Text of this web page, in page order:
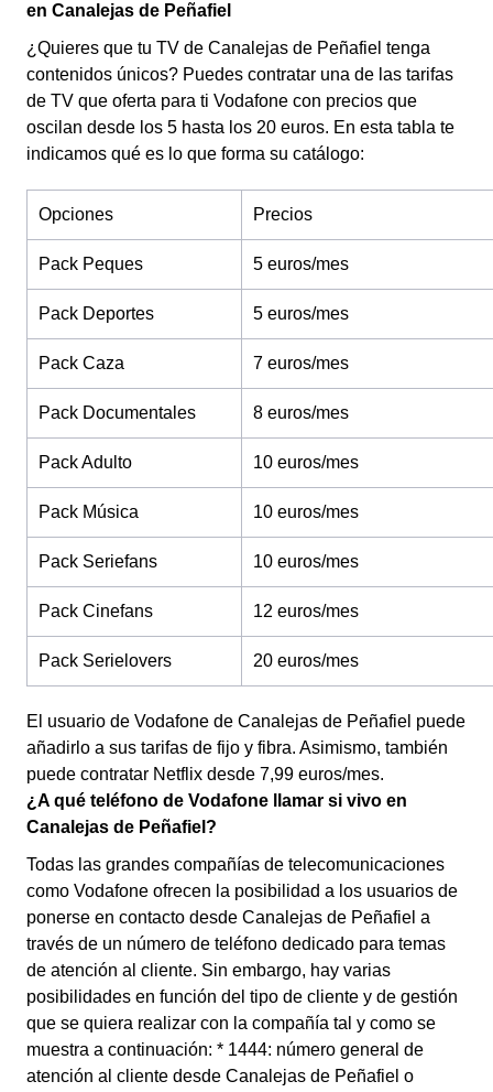
en Canalejas de Peñafiel
¿Quieres que tu TV de Canalejas de Peñafiel tenga
contenidos únicos? Puedes contratar una de las tarifas
de TV que oferta para ti Vodafone con precios que
oscilan desde los 5 hasta los 20 euros. En esta tabla te
indicamos qué es lo que forma su catálogo:
Opciones Precios
Pack Peques 5 euros/mes
Pack Deportes 5 euros/mes
Pack Caza 7 euros/mes
Pack Documentales 8 euros/mes
Pack Adulto 10 euros/mes
Pack Música 10 euros/mes
Pack Seriefans 10 euros/mes
Pack Cinefans 12 euros/mes
Pack Serielovers 20 euros/mes
El usuario de Vodafone de Canalejas de Peñafiel puede
añadirlo a sus tarifas de fijo y fibra. Asimismo, también
puede contratar Netflix desde 7,99 euros/mes.
¿A qué teléfono de Vodafone llamar si vivo en
Canalejas de Peñafiel?
Todas las grandes compañías de telecomunicaciones
como Vodafone ofrecen la posibilidad a los usuarios de
ponerse en contacto desde Canalejas de Peñafiel a
través de un número de teléfono dedicado para temas
de atención al cliente. Sin embargo, hay varias
posibilidades en función del tipo de cliente y de gestión
que se quiera realizar con la compañía tal y como se
muestra a continuación: * 1444: número general de
atención al cliente desde Canalejas de Peñafiel o